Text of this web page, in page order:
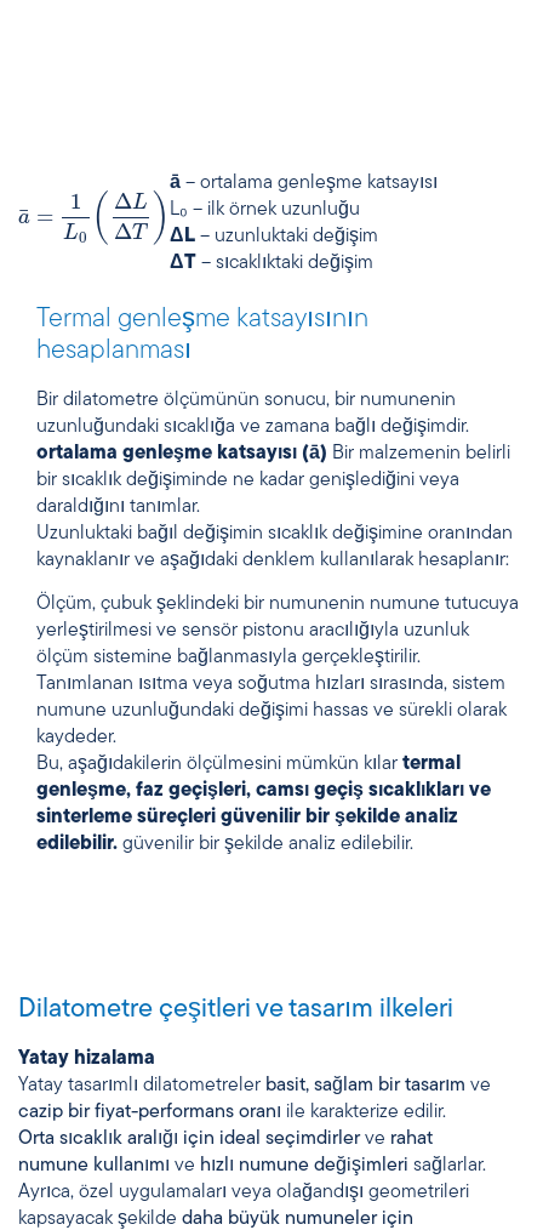
a
¯ =
1
L0 ( ΔL
ΔT )
ā – ortalama genleşme katsayısı
L₀ – ilk örnek uzunluğu
ΔL – uzunluktaki değişim
ΔT – sıcaklıktaki değişim
Termal genleşme katsayısının
hesaplanması
Bir dilatometre ölçümünün sonucu, bir numunenin
uzunluğundaki sıcaklığa ve zamana bağlı değişimdir.
ortalama genleşme katsayısı (ā) Bir malzemenin belirli
bir sıcaklık değişiminde ne kadar genişlediğini veya
daraldığını tanımlar.
Uzunluktaki bağıl değişimin sıcaklık değişimine oranından
kaynaklanır ve aşağıdaki denklem kullanılarak hesaplanır:
Ölçüm, çubuk şeklindeki bir numunenin numune tutucuya
yerleştirilmesi ve sensör pistonu aracılığıyla uzunluk
ölçüm sistemine bağlanmasıyla gerçekleştirilir.
Tanımlanan ısıtma veya soğutma hızları sırasında, sistem
numune uzunluğundaki değişimi hassas ve sürekli olarak
kaydeder.
Bu, aşağıdakilerin ölçülmesini mümkün kılar termal
genleşme, faz geçişleri, camsı geçiş sıcaklıkları ve
sinterleme süreçleri güvenilir bir şekilde analiz
edilebilir. güvenilir bir şekilde analiz edilebilir.
Dilatometre çeşitleri ve tasarım ilkeleri
Yatay hizalama
Yatay tasarımlı dilatometreler basit, sağlam bir tasarım ve
cazip bir fiyat-performans oranı ile karakterize edilir.
Orta sıcaklık aralığı için ideal seçimdirlerve rahat
numune kullanımı ve hızlı numune değişimleri sağlarlar.
Ayrıca, özel uygulamaları veya olağandışı geometrileri
kapsayacak şekilde daha büyük numuneler için